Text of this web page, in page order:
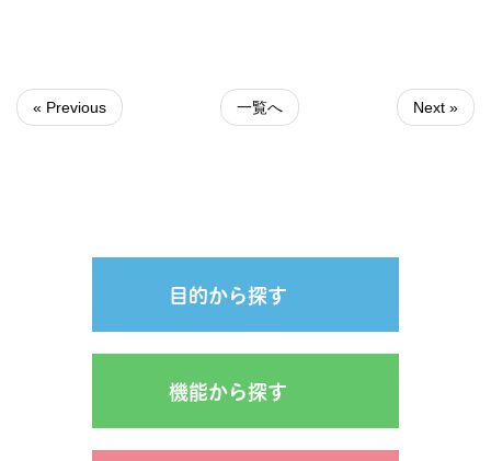
« Previous 一覧へ Next »
目的から探す
機能から探す